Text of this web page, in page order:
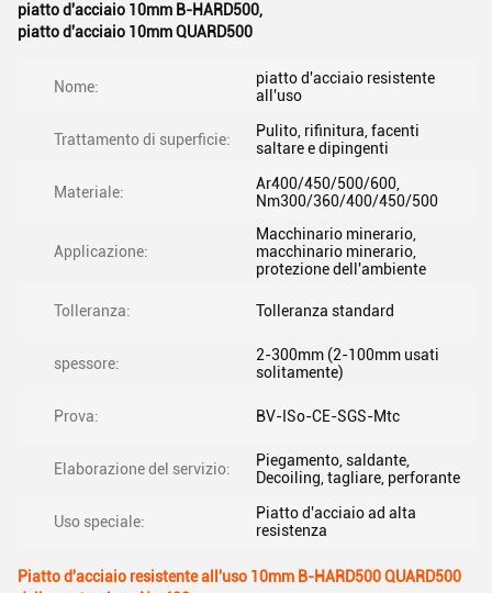
piatto d'acciaio 10mm B-HARD500,
piatto d'acciaio 10mm QUARD500
Nome:
piatto d'acciaio resistente
all'uso
Trattamento di superficie:
Pulito, rifinitura, facenti
saltare e dipingenti
Materiale:
Ar400/450/500/600,
Nm300/360/400/450/500
Applicazione:
Macchinario minerario,
macchinario minerario,
protezione dell'ambiente
Tolleranza: Tolleranza standard
spessore:
2-300mm (2-100mm usati
solitamente)
Prova: BV-ISo-CE-SGS-Mtc
Elaborazione del servizio:
Piegamento, saldante,
Decoiling, tagliare, perforante
Uso speciale:
Piatto d'acciaio ad alta
resistenza
Piatto d'acciaio resistente all'uso 10mm B-HARD500 QUARD500